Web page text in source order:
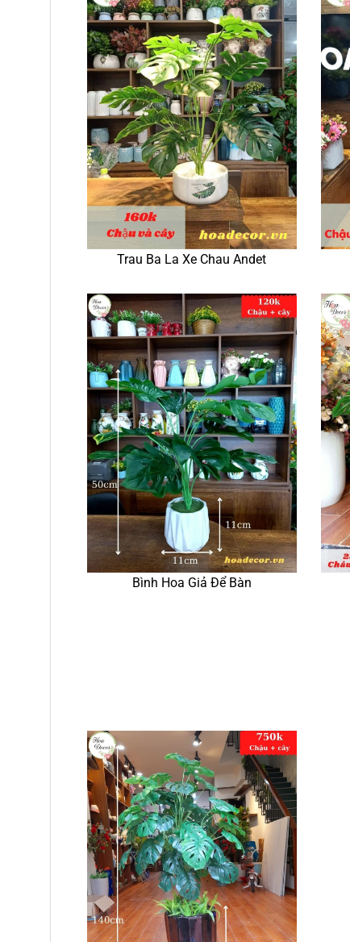
Trau Ba La Xe Chau Andet
Bình Hoa Giả Để Bàn